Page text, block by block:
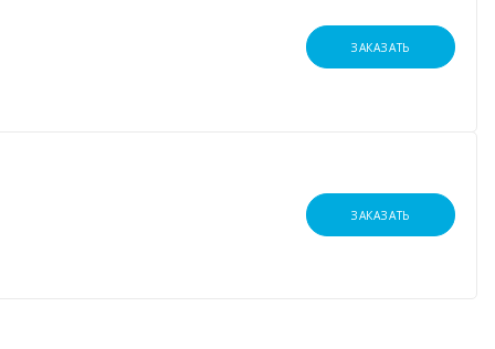
ЗАКАЗАТЬ
ЗАКАЗАТЬ